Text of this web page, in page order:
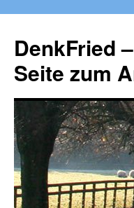
springen
DenkFried
Seite zum